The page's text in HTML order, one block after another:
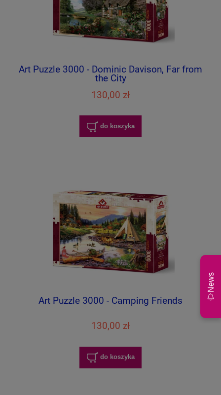
Art Puzzle 3000 - Dominic Davison, Far from
the City
130,00 zł
do koszyka
Art Puzzle 3000 - Camping Friends
130,00 zł
do koszyka
News